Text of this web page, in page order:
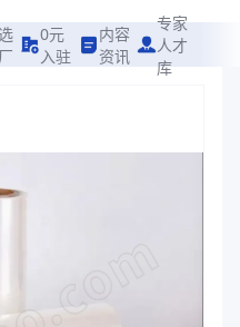
共挤热
收缩袋
0元
入驻
内容
资讯
专家
人才
库
装，提供详尽的规格参数、实